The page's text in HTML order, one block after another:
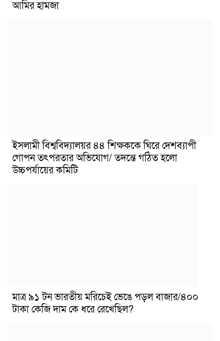
আমির হামজা
ইসলামী বিশ্ববিদ্যালয়র ৪৪ শিক্ষককে ঘিরে দেশব্যাপী
গোপন তৎপরতার অভিযোগ/ তদন্তে গঠিত হলো
উচ্চপর্যায়ের কমিটি
মাত্র ৯১ টন ভারতীয় মরিচেই ভেঙে পড়ল বাজার/৪০০
টাকা কেজি দাম কে ধরে রেখেছিল?